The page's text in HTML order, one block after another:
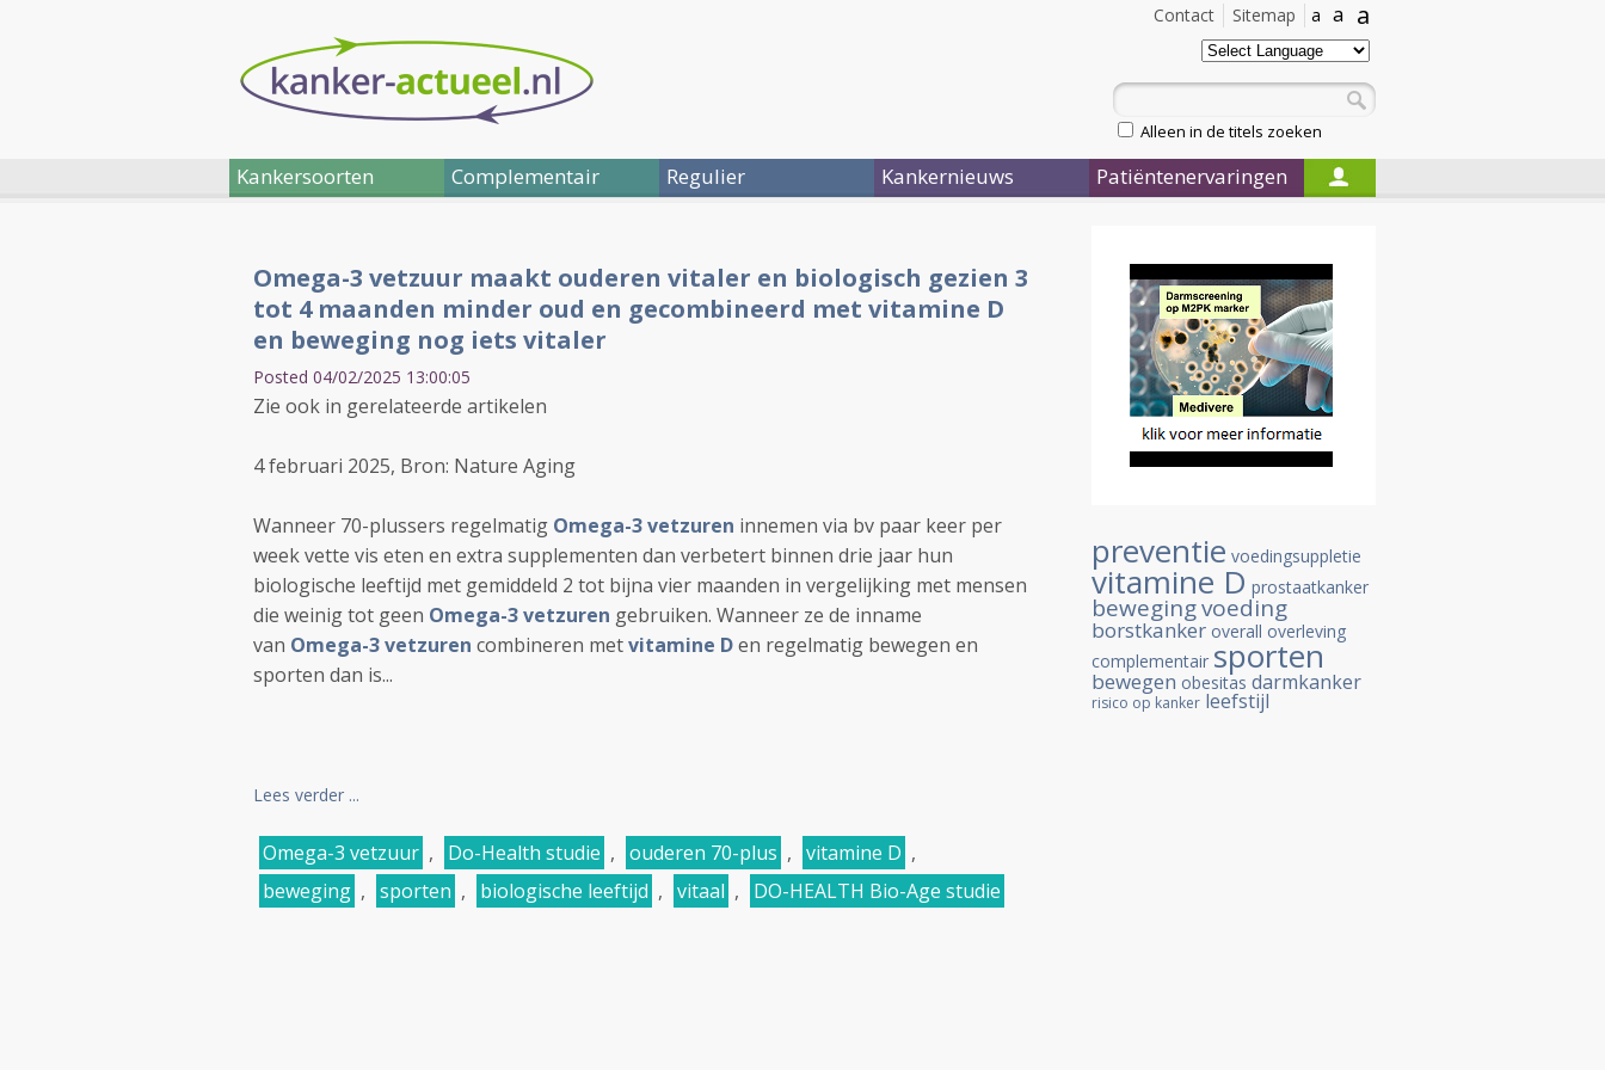
a
a
a
Sitemap
Contact
Alleen in de titels zoeken
Kankersoorten Complementair Regulier Kankernieuws Patiëntenervaringen
Omega-3 vetzuur maakt ouderen vitaler en biologisch gezien 3
tot 4 maanden minder oud en gecombineerd met vitamine D
en beweging nog iets vitaler
Posted 04/02/2025 13:00:05
Zie ook in gerelateerde artikelen
4 februari 2025, Bron: Nature Aging
Wanneer 70-plussers regelmatig Omega-3 vetzuren innemen via bv paar keer per
week vette vis eten en extra supplementen dan verbetert binnen drie jaar hun
biologische leeftijd met gemiddeld 2 tot bijna vier maanden in vergelijking met mensen
die weinig tot geen Omega-3 vetzuren gebruiken. Wanneer ze de inname
van Omega-3 vetzuren combineren metvitamine Den regelmatig bewegen en
sporten dan is...
Lees verder ...
Omega-3 vetzuur , Do-Health studie , ouderen 70-plus , vitamine D ,
beweging , sporten , biologische leeftijd , vitaal , DO-HEALTH Bio-Age studie
preventie voedingsuppletie
vitamine D prostaatkanker
bewegingvoeding
borstkanker overall overleving
complementair sporten
bewegen obesitas darmkanker
risico op kanker leefstijl